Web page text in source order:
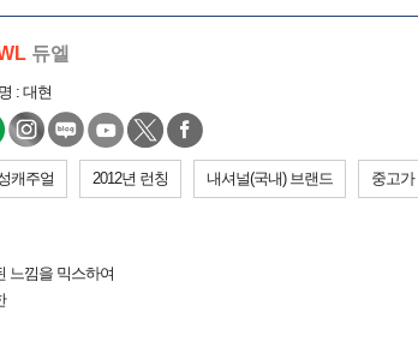
듀엘
: 대현
캐주얼 2012년 런칭 내셔널(국내) 브랜드 중고가
느낌을 믹스하여